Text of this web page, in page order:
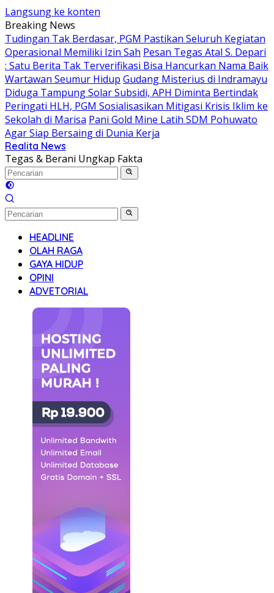
Langsung ke konten
Breaking News
Tudingan Tak Berdasar, PGM Pastikan Seluruh Kegiatan
Operasional Memiliki Izin Sah Pesan Tegas Atal S. Depari
: Satu Berita Tak Terverifikasi Bisa Hancurkan Nama Baik
Wartawan Seumur Hidup Gudang Misterius di Indramayu
Diduga Tampung Solar Subsidi, APH Diminta Bertindak
Peringati HLH, PGM Sosialisasikan Mitigasi Krisis Iklim ke
Sekolah di Marisa Pani Gold Mine Latih SDM Pohuwato
Agar Siap Bersaing di Dunia Kerja
Realita News
Tegas & Berani Ungkap Fakta
HEADLINE
OLAH RAGA
GAYA HIDUP
OPINI
ADVETORIAL